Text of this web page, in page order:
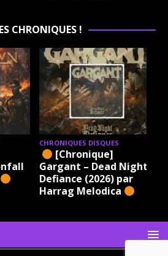
CHRONIQUES !
CHRONIQUES DISQUES
[Chronique]
Gargant – Dead Night
Defiance (2026) par
Harrag Melodica